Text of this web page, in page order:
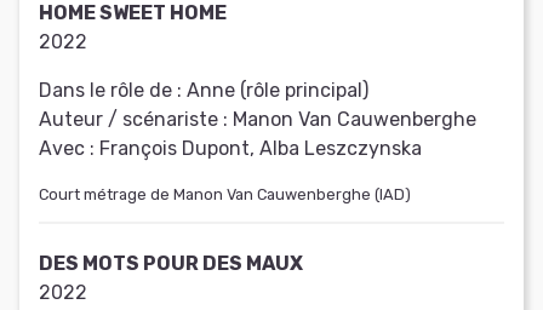
HOME SWEET HOME
2022
Dans le rôle de : Anne (rôle principal)
Auteur / scénariste : Manon Van Cauwenberghe
Avec : François Dupont, Alba Leszczynska
Court métrage de Manon Van Cauwenberghe (IAD)
DES MOTS POUR DES MAUX
2022